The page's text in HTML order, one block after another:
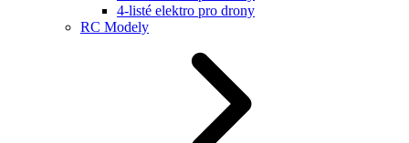
4-listé elektro pro drony
RC Modely